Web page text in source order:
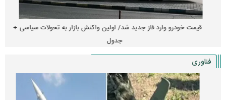
قیمت خودرو وارد فاز جدید شد/ اولین واکنش بازار به تحولات سیاسی +
جدول
فناوری